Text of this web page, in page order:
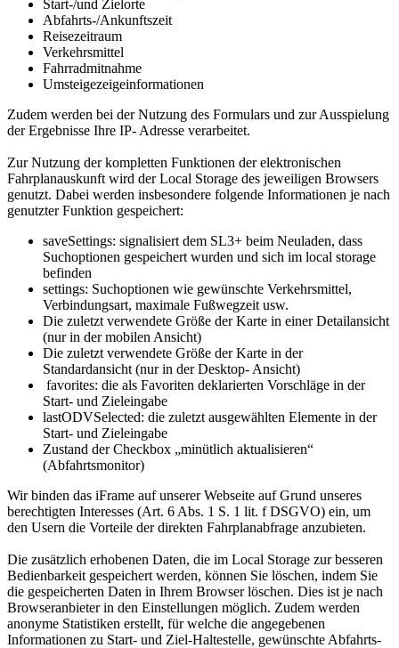
Start-/und Zielorte
Abfahrts-/Ankunftszeit
Reisezeitraum
Verkehrsmittel
Fahrradmitnahme
Umsteigezeigeinformationen
Zudem werden bei der Nutzung des Formulars und zur Ausspielung
der Ergebnisse Ihre IP- Adresse verarbeitet.
Zur Nutzung der kompletten Funktionen der elektronischen
Fahrplanauskunft wird der Local Storage des jeweiligen Browsers
genutzt. Dabei werden insbesondere folgende Informationen je nach
genutzter Funktion gespeichert:
saveSettings: signalisiert dem SL3+ beim Neuladen, dass
Suchoptionen gespeichert wurden und sich im local storage
befinden
settings: Suchoptionen wie gewünschte Verkehrsmittel,
Verbindungsart, maximale Fußwegzeit usw.
Die zuletzt verwendete Größe der Karte in einer Detailansicht
(nur in der mobilen Ansicht)
Die zuletzt verwendete Größe der Karte in der
Standardansicht (nur in der Desktop- Ansicht)
favorites: die als Favoriten deklarierten Vorschläge in der
Start- und Zieleingabe
lastODVSelected: die zuletzt ausgewählten Elemente in der
Start- und Zieleingabe
Zustand der Checkbox „minütlich aktualisieren“
(Abfahrtsmonitor)
Wir binden das iFrame auf unserer Webseite auf Grund unseres
berechtigten Interesses (Art. 6 Abs. 1 S. 1 lit. f DSGVO) ein, um
den Usern die Vorteile der direkten Fahrplanabfrage anzubieten.
Die zusätzlich erhobenen Daten, die im Local Storage zur besseren
Bedienbarkeit gespeichert werden, können Sie löschen, indem Sie
die gespeicherten Daten in Ihrem Browser löschen. Dies ist je nach
Browseranbieter in den Einstellungen möglich. Zudem werden
anonyme Statistiken erstellt, für welche die angegebenen
Informationen zu Start- und Ziel-Haltestelle, gewünschte Abfahrts-